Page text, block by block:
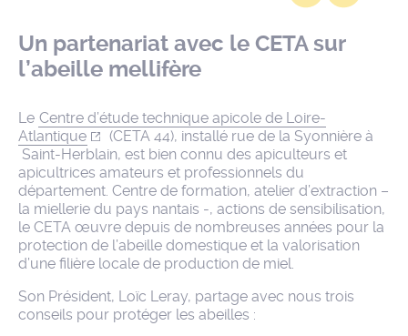
Un partenariat avec le CETA sur
l’abeille mellifère
Le Centre d’étude technique apicole de Loire-
Atlantique
(CETA 44), installé rue de la Syonnière à
Saint-Herblain, est bien connu des apiculteurs et
apicultrices amateurs et professionnels du
département. Centre de formation, atelier d’extraction –
la miellerie du pays nantais -, actions de sensibilisation,
le CETA œuvre depuis de nombreuses années pour la
protection de l’abeille domestique et la valorisation
d’une filière locale de production de miel.
Son Président, Loïc Leray, partage avec nous trois
conseils pour protéger les abeilles :